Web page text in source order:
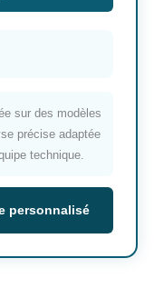
sur des modèles
précise adaptée
technique.
personnalisé